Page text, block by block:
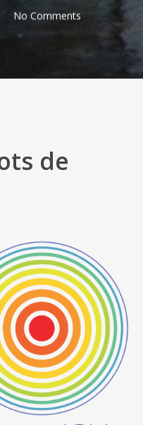
No Comments
de